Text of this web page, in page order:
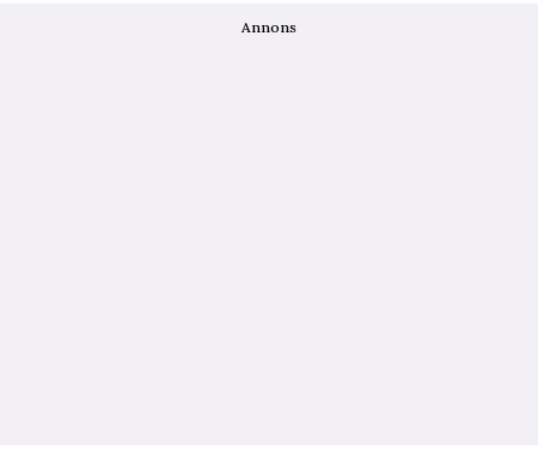
Annons